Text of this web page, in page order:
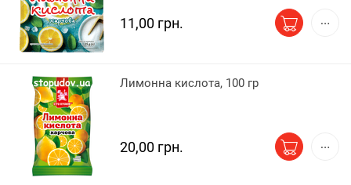
11,00 грн.
Лимонна кислота, 100 гр
20,00 грн.